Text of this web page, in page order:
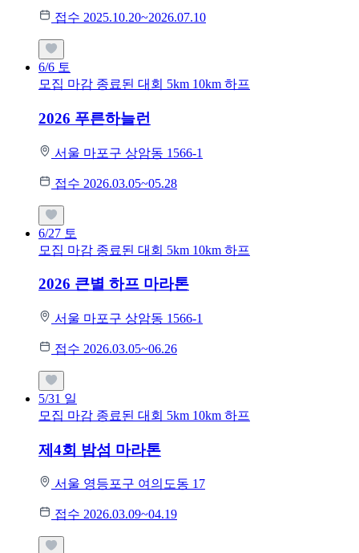
접수 2025.10.20~2026.07.10
6/6 토
모집 마감 종료된 대회 5km 10km 하프
2026 푸른하늘런
서울 마포구 상암동 1566-1
접수 2026.03.05~05.28
6/27 토
모집 마감 종료된 대회 5km 10km 하프
2026 큰별 하프 마라톤
서울 마포구 상암동 1566-1
접수 2026.03.05~06.26
5/31 일
모집 마감 종료된 대회 5km 10km 하프
제4회 밤섬 마라톤
서울 영등포구 여의도동 17
접수 2026.03.09~04.19